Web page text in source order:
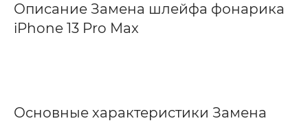
Описание Замена шлейфа фонарика
iPhone 13 Pro Max
Основные характеристики Замена